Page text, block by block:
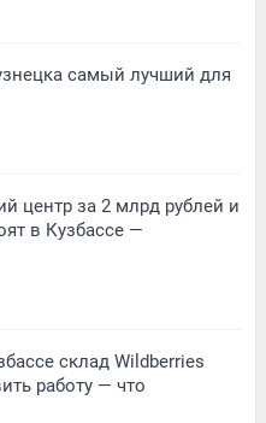
самый лучший для
центр за 2 млрд рублей и
в Кузбассе —
склад Wildberries
работу — что